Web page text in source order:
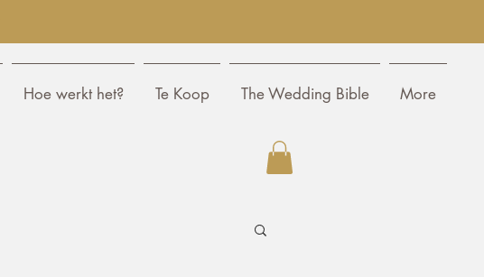
Hoe werkt het? Te Koop The Wedding Bible More